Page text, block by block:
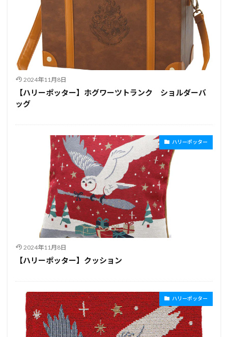
2024年11月8日
【ハリーポッター】ホグワーツトランク ショルダーバ
ッグ
ハリーポッター
2024年11月8日
【ハリーポッター】クッション
ハリーポッター